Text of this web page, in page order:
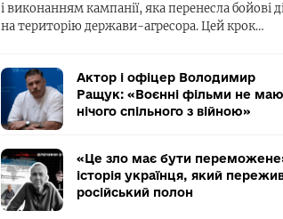
і виконанням кампанії, яка перенесла бойові
на територію держави-агресора. Цей крок…
Актор і офіцер Володимир
Ращук: «Воєнні фільми не
нічого спільного з війною»
«Це зло має бути
історія українця, який
російський полон